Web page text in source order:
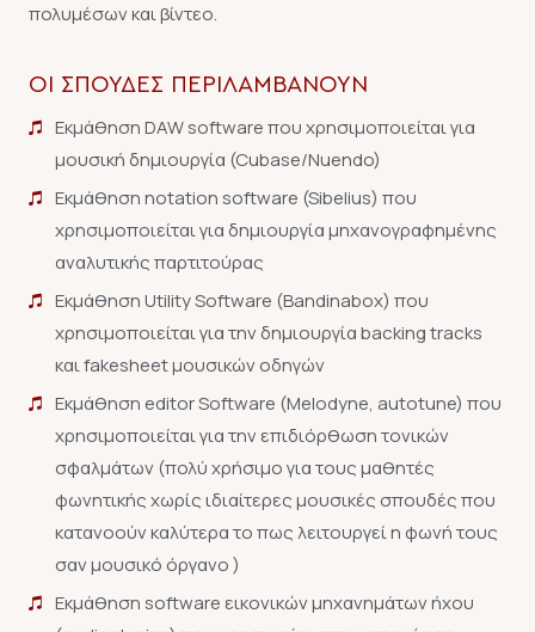
πολυμέσων και βίντεο.
ΟΙ ΣΠΟΥΔΈΣ ΠΕΡΙΛΑΜΒΆΝΟΥΝ
Εκμάθηση DAW software που χρησιμοποιείται για
μουσική δημιουργία (Cubase/Nuendo)
Εκμάθηση notation software (Sibelius) που
χρησιμοποιείται για δημιουργία μηχανογραφημένης
αναλυτικής παρτιτούρας
Εκμάθηση Utility Software (Bandinabox) που
χρησιμοποιείται για την δημιουργία backing tracks
και fakesheet μουσικών οδηγών
Εκμάθηση editor Software (Melodyne, autotune) που
χρησιμοποιείται για την επιδιόρθωση τονικών
σφαλμάτων (πολύ χρήσιμο για τους μαθητές
φωνητικής χωρίς ιδιαίτερες μουσικές σπουδές που
κατανοούν καλύτερα το πως λειτουργεί η φωνή τους
σαν μουσικό όργανο )
Εκμάθηση software εικονικών μηχανημάτων ήχου